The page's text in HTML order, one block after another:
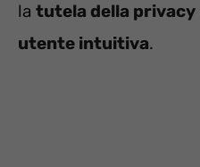
la tutela della privacy
utente intuitiva.